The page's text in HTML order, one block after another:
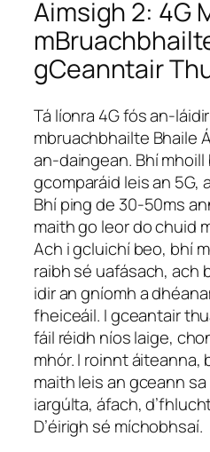
Aimsigh 2: 4G
gCeanntair
Tá líonra 4G fós an-
mbruachbhailte Bhaile
an-daingean. Bhí
gcomparáid leis an 5G,
Bhí ping de 30-50ms
maith go leor do chuid
Ach i gcluichí beo, bhí
raibh sé uafásach, ach
idir an gníomh a
fheiceáil. I gceantair
fáil réidh níos laige,
mhór. I roinnt áiteanna,
maith leis an gceann
iargúlta, áfach,
D’éirigh sé míchobhsaí.